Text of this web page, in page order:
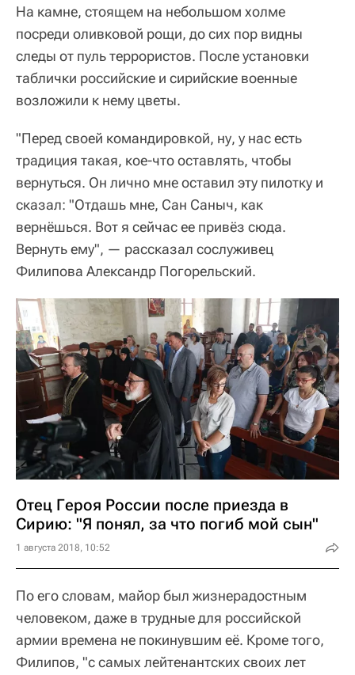
На камне, стоящем на небольшом холме
посреди оливковой рощи, до сих пор видны
следы от пуль террористов. После установки
таблички российские и сирийские военные
возложили к нему цветы.
"Перед своей командировкой, ну, у нас есть
традиция такая, кое-что оставлять, чтобы
вернуться. Он лично мне оставил эту пилотку и
сказал: "Отдашь мне, Сан Саныч, как
вернёшься. Вот я сейчас ее привёз сюда.
Вернуть ему", — рассказал сослуживец
Филипова Александр Погорельский.
Отец Героя России после приезда в
Сирию: "Я понял, за что погиб мой сын"
1 августа 2018, 10:52
По его словам, майор был жизнерадостным
человеком, даже в трудные для российской
армии времена не покинувшим её. Кроме того,
Филипов, "с самых лейтенантских своих лет